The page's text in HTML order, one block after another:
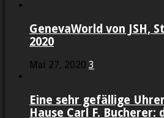
GenevaWorld von JSH,
2020
Mai 27, 2020 3
Eine sehr gefällige
Hause Carl F. Bucherer: